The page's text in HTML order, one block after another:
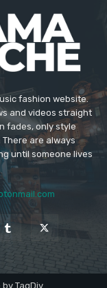
fashion website.
and videos straight
fades, only style
are always
until someone lives
TagDiv